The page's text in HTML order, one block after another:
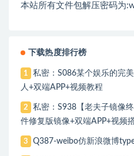
本站所有文件包解压密码为
下载热度排行榜
1
私密：S086某个娱乐的完
人+双端APP+视频教程
2
私密：S938【老夫子镜像
件修复版镜像+双端APP+视频
3 Q387-weibo仿新浪微博